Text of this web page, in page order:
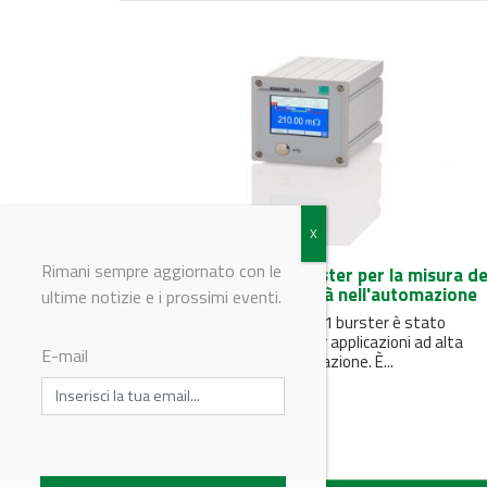
RESISTOMAT® 2311 burster per la misura
resistenza ad alta velocità nell'automazione
Il RESISTOMAT® modello 2311 burster è stato
progettato e ottimizzato per applicazioni ad alta
velocità nei sistemi di automazione. È...
Rimani sempre aggiornato con le
ultime notizie e i prossimi eventi.
E-mail